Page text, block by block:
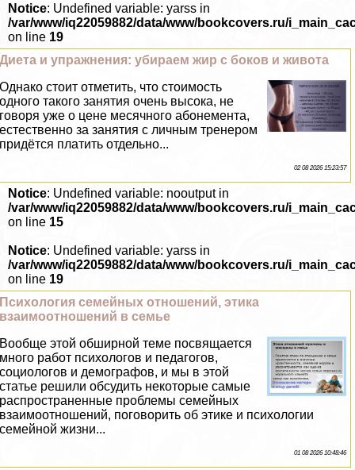
Notice: Undefined variable: yarss in
/var/www/iq22059882/data/www/bookcovers.ru/
on line 19
Диета и упражнения: убираем жир с боков и живота
Однако стоит отметить, что стоимость
одного такого занятия очень высока, не
говоря уже о цене мecячного абонемента,
естественно за занятия с личным тренером
придётся платить отдельно...
02 08 2026 15:23:57
Notice: Undefined variable: nooutput in
/var/www/iq22059882/data/www/bookcovers.ru/
on line 15
Notice: Undefined variable: yarss in
/var/www/iq22059882/data/www/bookcovers.ru/
on line 19
Психология семейных отношений, этика
взаимоотношений в семье
Вообще этой обширной теме посвящается
много работ психологов и педагогов,
социологов и демографов, и мы в этой
статье решили обсудить некоторые самые
распространенные проблемы семейных
взаимоотношений, поговорить об этике и психологии
семейной жизни...
01 08 2026 10:48:46